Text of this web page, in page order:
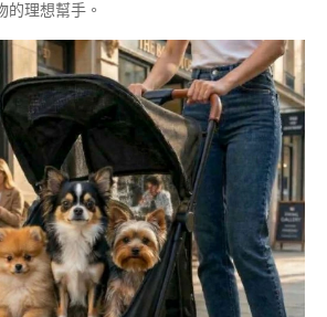
的理想幫手。